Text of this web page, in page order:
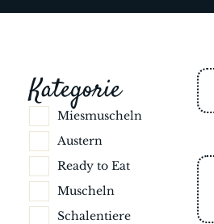
Kategorie
Miesmuscheln
Austern
Ready to Eat
Muscheln
Schalentiere